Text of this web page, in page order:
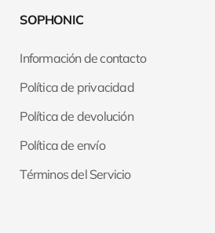
SOPHONIC
Información de contacto
Política de privacidad
Política de devolución
Política de envío
Términos del Servicio